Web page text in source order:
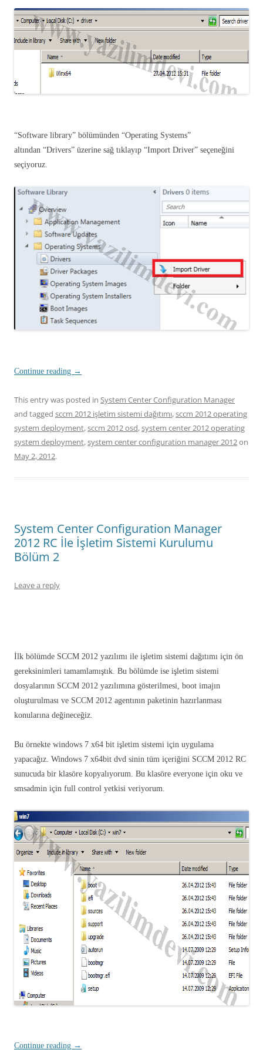
“Software library” bölümünden “Operating Systems”
altından “Drivers” üzerine sağ tıklayıp “Import Driver” seçeneğini
seçiyoruz.
Continue reading →
This entry was posted in System Center Configuration Manager
and tagged sccm 2012 işletim sistemi dağıtımı,sccm 2012 operating
system deployment,sccm 2012 osd,system center 2012 operating
system deployment,system center configuration manager 2012on
May 2, 2012.
System Center Configuration Manager
2012 RC İle İşletim Sistemi Kurulumu
Bölüm 2
Leave a reply
İlk bölümde SCCM 2012 yazılımı ile işletim sistemi dağıtımı için ön
gereksinimleri tamamlamıştık. Bu bölümde ise işletim sistemi
dosyalarının SCCM 2012 yazılımına gösterilmesi, boot imajın
oluşturulması ve SCCM 2012 agentının paketinin hazırlanması
konularına değineceğiz.
Bu örnekte windows 7 x64 bit işletim sistemi için uygulama
yapacağız. Windows 7 x64bit dvd sinin tüm içeriğini SCCM 2012 RC
sunucuda bir klasöre kopyalıyorum. Bu klasöre everyone için oku ve
smsadmin için full control yetkisi veriyorum.
Continue reading →